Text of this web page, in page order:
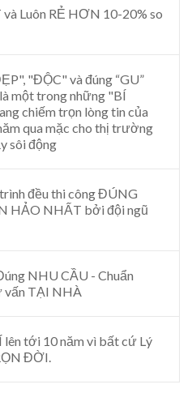
Luôn RẺ HƠN 10-20% so
"ĐỘC" và đúng “GU”
một trong những "BÍ
chiếm trọn lòng tin của
qua mặc cho thị trường
sôi động
đều thi công ĐÚNG
HẢO NHẤT bởi đội ngũ
NHU CẦU - Chuẩn
vấn TẠI NHÀ
tới 10 năm vì bất cứ Lý
ĐỜI.